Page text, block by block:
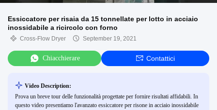
Essiccatore per risaia da 15 tonnellate per lotto in acciaio
inossidabile a ricircolo con forno
Cross-Flow Dryer September 19, 2021
Chiacchierare Contattici
Video Description:
Prova un breve tour delle funzionalità progettate per fornire risultati affidabili. In
questo video presentiamo l'avanzato essiccatore per risone in acciaio inossidabile